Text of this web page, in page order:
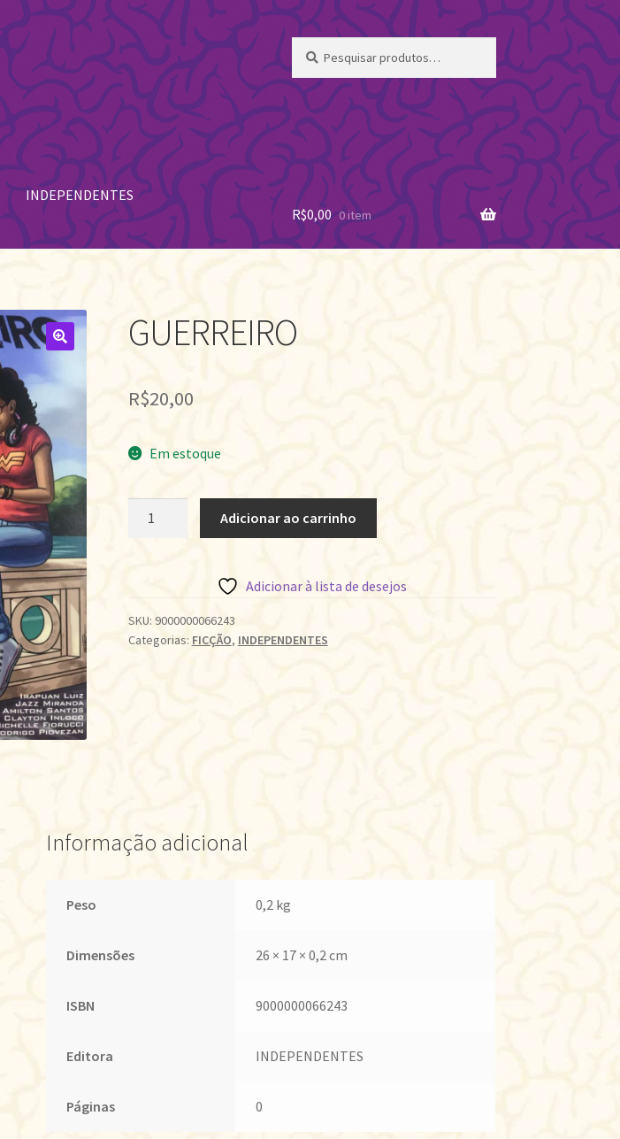
por:
INDEPENDENTES
R$0,00 0 item
GUERREIRO
R$20,00
Em estoque
Adicionar ao carrinho
Adicionar à lista de desejos
SKU: 9000000066243
Categorias: FICÇÃO, INDEPENDENTES
Informação adicional
Peso 0,2 kg
Dimensões 26 × 17 × 0,2 cm
ISBN 9000000066243
Editora INDEPENDENTES
Páginas 0